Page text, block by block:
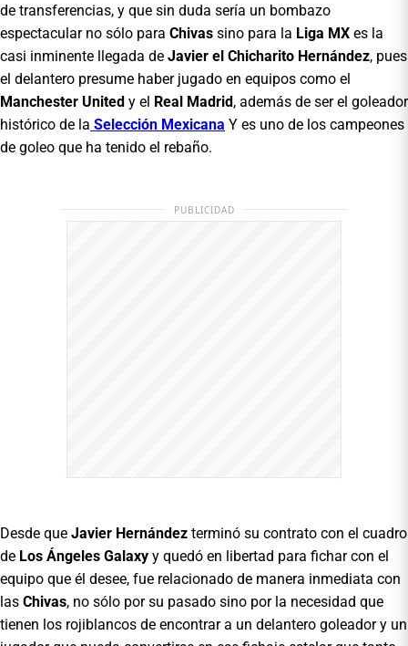
de transferencias, y que sin duda sería un bombazo
espectacular no sólo para Chivas sino para la Liga MX es la
casi inminente llegada de Javier el Chicharito Hernández, pues
el delantero presume haber jugado en equipos como el
Manchester United y el Real Madrid, además de ser el goleador
histórico de la Selección Mexicana Y es uno de los campeones
de goleo que ha tenido el rebaño.
PUBLICIDAD
Desde que Javier Hernández terminó su contrato con el cuadro
de Los Ángeles Galaxy y quedó en libertad para fichar con el
equipo que él desee, fue relacionado de manera inmediata con
las Chivas, no sólo por su pasado sino por la necesidad que
tienen los rojiblancos de encontrar a un delantero goleador y un